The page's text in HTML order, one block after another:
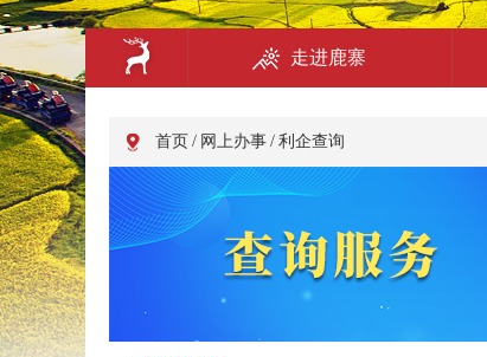
走进鹿寨
首页 / 网上办事 / 利企查询